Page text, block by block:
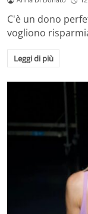
C'è un dono
vogliono
Leggi di più